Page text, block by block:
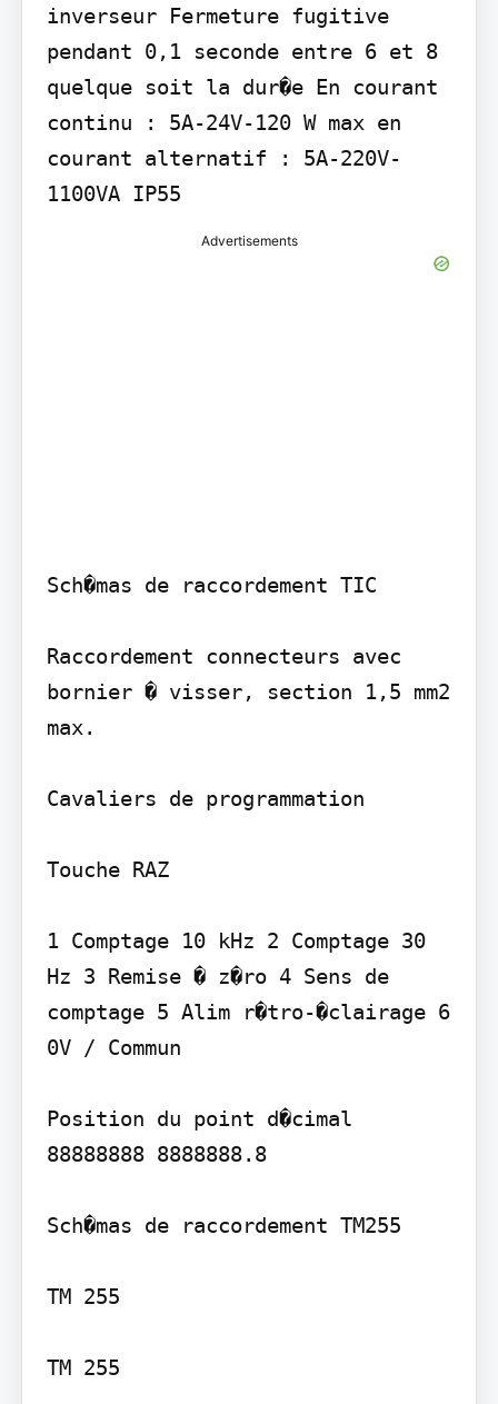
inverseur Fermeture fugitive
pendant 0,1 seconde entre 6 et 8
quelque soit la dur�e En courant
continu : 5A-24V-120 W max en
courant alternatif : 5A-220V-
1100VA IP55
Advertisements
Sch�mas de raccordement TIC
Raccordement connecteurs avec
bornier � visser, section 1,5 mm2
max.
Cavaliers de programmation
Touche RAZ
1 Comptage 10 kHz 2 Comptage 30
Hz 3 Remise � z�ro 4 Sens de
comptage 5 Alim r�tro-�clairage 6
0V / Commun
Position du point d�cimal
88888888 8888888.8
Sch�mas de raccordement TM255
TM 255
TM 255